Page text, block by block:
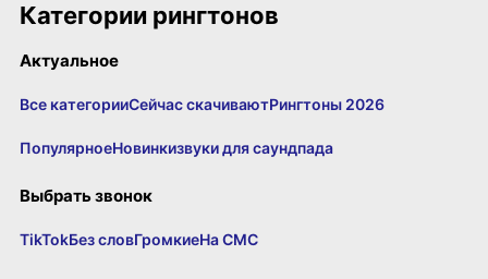
Категории рингтонов
Актуальное
Все категорииСейчас скачиваютРингтоны 2026
ПопулярноеНовинкизвуки для саундпада
Выбрать звонок
TikTokБез словГромкиеНа СМС